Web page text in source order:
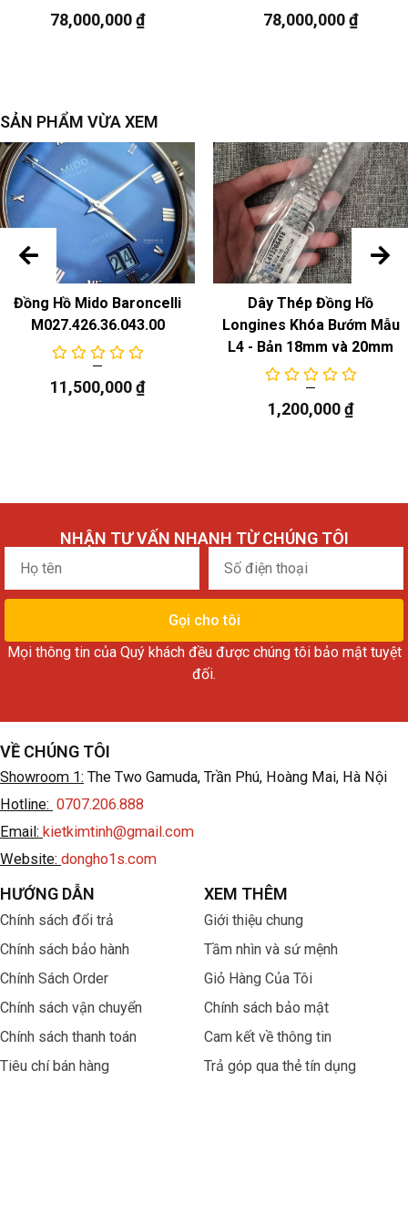
dây đeo : Khóa gấp bằng thép không gỉ
Chức năng
ngày
78,000,000₫ 78,000,000₫
SẢN PHẨM VỪA XEM
Đồng Hồ Mido Baroncelli
M027.426.36.043.00
11,500,000₫
Dây Thép Đồng Hồ
Longines Khóa Bướm Mẫu
L4 - Bản 18mm và 20mm
1,200,000₫
NHẬN TƯ VẤN NHANH TỪ CHÚNG TÔI
Họ
tên
điện
thoại
Gọi cho tôi
Mọi thông tin của Quý khách đều được chúng tôi bảo mật tuyệt
đối.
VỀ CHÚNG TÔI
Showroom 1: The Two Gamuda, Trần Phú, Hoàng Mai, Hà Nội
Hotline: 0707.206.888
Email: kietkimtinh@gmail.com
Website: dongho1s.com
HƯỚNG DẪN
Chính sách đổi trả
Chính sách bảo hành
Chính Sách Order
Chính sách vận chuyển
Chính sách thanh toán
Tiêu chí bán hàng
XEM THÊM
Giới thiệu chung
Tầm nhìn và sứ mệnh
Giỏ Hàng Của Tôi
Chính sách bảo mật
Cam kết về thông tin
Trả góp qua thẻ tín dụng